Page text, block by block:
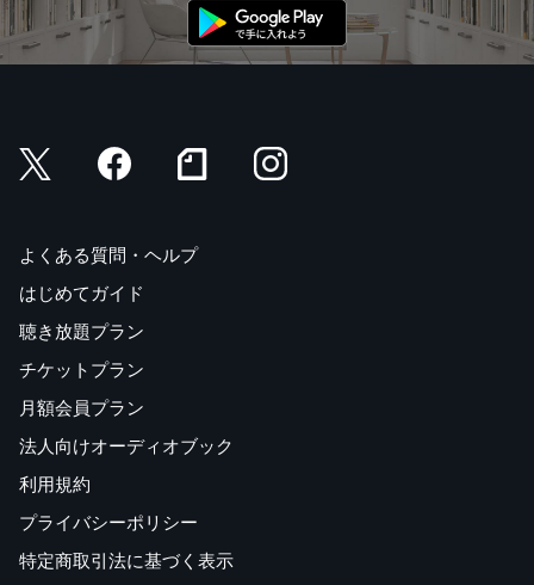
よくある質問・ヘルプ
はじめてガイド
聴き放題プラン
チケットプラン
月額会員プラン
法人向けオーディオブック
利用規約
プライバシーポリシー
特定商取引法に基づく表示